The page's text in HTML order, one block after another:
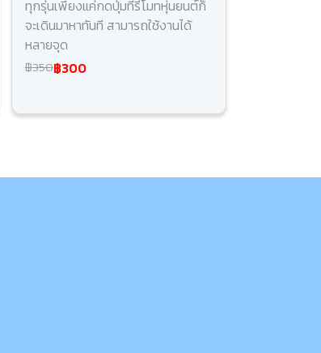
ทุกรุ่นเพียงแค่กดปุ่มที่รีโมทหุ่นยนต์ก็
จะเดินมาหาทันที สามารถใช้งานได้
หลายจุด
฿350฿300